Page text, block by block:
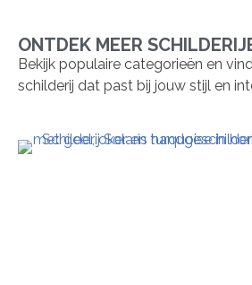
ONTDEK MEER
Bekijk populaire categorieën en
schilderij dat past bij jouw stijl en